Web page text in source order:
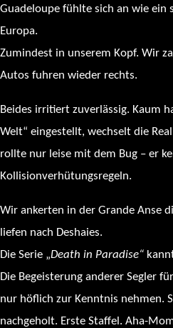
Guadeloupe fühlte sich an wie ein
Europa.
Zumindest in unserem Kopf. Wir
Autos fuhren wieder rechts.
Beides irritiert zuverlässig. Kaum
Welt“ eingestellt, wechselt die
rollte nur leise mit dem Bug – er
Kollisionverhütungsregeln.
Wir ankerten in der Grande Anse
liefen nach Deshaies.
Die Serie „Death in Paradise“
Die Begeisterung anderer Segler
nur höflich zur Kenntnis nehmen.
nachgeholt. Erste Staffel. Aha-